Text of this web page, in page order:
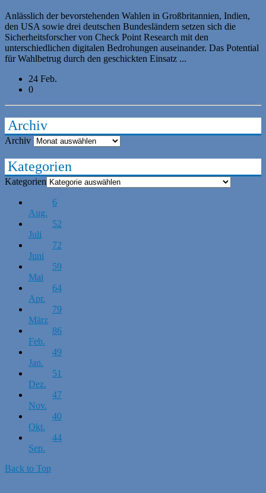
Anlässlich der bevorstehenden Wahlen in Großbritannien, Indien,
den USA sowie drei deutschen Bundesländern setzen sich die
Sicherheitsforscher von Check Point Research mit den
unterschiedlichen digitalen Bedrohungen auseinander. Das Potential
für Wahlbetrug durch den geschickten Einsatz ...
24 Feb.
0
Archiv
Archiv
Kategorien
Kategorien
6
Aug.
52
Juli
72
Juni
59
Mai
64
Apr.
79
März
86
Feb.
49
Jan.
51
Dez.
47
Nov.
40
Okt.
44
Sep.
Back to Top